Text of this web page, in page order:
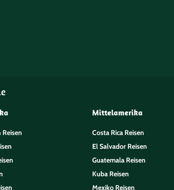
Mittelamerika
Costa Rica Reisen
El Salvador Reisen
Guatemala Reisen
Kuba Reisen
Mexiko Reisen